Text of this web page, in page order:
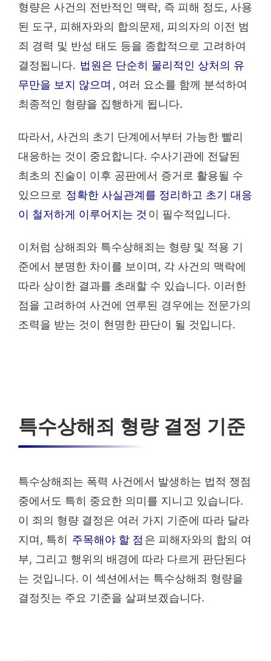
형량은 사건의 전반적인 맥락, 즉 피해 정도, 사용
된 도구, 피해자와의 합의문제, 피의자의 이전 범
죄 경력 및 반성 태도 등을 종합적으로 고려하여
결정됩니다. 법원은 단순히 물리적인 상처의 유
무만을 보지 않으며 , 여러 요소를 함께 분석하여
최종적인 형량을 집행하게 됩니다.
따라서, 사건의 초기 단계에서부터 가능한 빨리
대응하는 것이 중요합니다. 수사기관에 전달된
최초의 진술이 이후 공판에서 증거로 활용될 수
있으므로 정확한 사실관계를 정리하고 초기 대응
이 철저하게 이루어지는 것 이 필수적입니다.
이처럼 상해죄와 특수상해죄는 형량 및 적용 기
준에서 분명한 차이를 보이며, 각 사건의 맥락에
따라 상이한 결과를 초래할 수 있습니다. 이러한
점을 고려하여 사건에 연루된 경우에는 전문가의
조력을 받는 것이 현명한 판단이 될 것입니다.
특수상해죄 형량 결정 기준
특수상해죄는 폭력 사건에서 발생하는 법적 쟁점
중에서도 특히 중요한 의미를 지니고 있습니다.
이 죄의 형량 결정은 여러 가지 기준에 따라 달라
지며, 특히 주목해야 할 점 은 피해자와의 합의 여
부, 그리고 행위의 배경에 따라 다르게 판단된다
는 것입니다. 이 섹션에서는 특수상해죄 형량을
결정짓는 주요 기준을 살펴보겠습니다.